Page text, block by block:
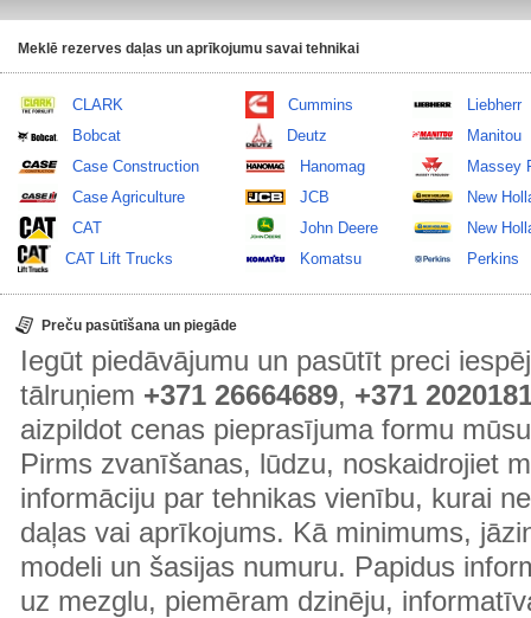
Meklē rezerves daļas un aprīkojumu savai tehnikai
CLARK
Bobcat
Case Construction
Case Agriculture
CAT
CAT Lift Trucks
Cummins
Deutz
Hanomag
JCB
John Deere
Komatsu
Liebherr
Manitou
Massey
New
New
Perkins
Preču pasūtīšana un piegāde
Iegūt piedāvājumu un pasūtīt preci
tālruņiem +371 26664689, +371
aizpildot cenas pieprasījuma formu
Pirms zvanīšanas, lūdzu, noskaidrojiet
informāciju par tehnikas vienību, kurai
daļas vai aprīkojums. Kā minimums,
modeli un šasijas numuru. Papidus
uz mezglu, piemēram dzinēju,